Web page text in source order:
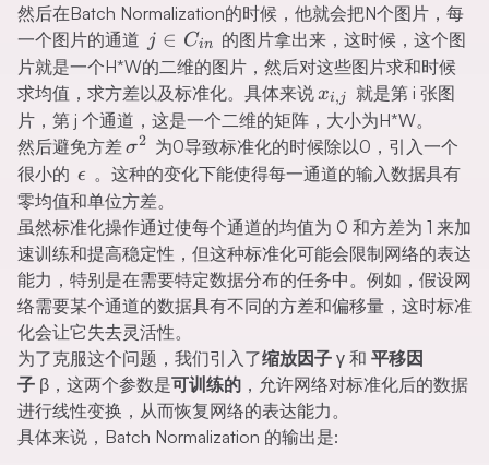
然后在Batch Normalization的时候，他就会把N个图片，每
一个图片的通道 j\in
C_{in}
j ∈ Cin
的图片拿出来，这时候，这个图
片就是一个H*W的二维的图片，然后对这些图片求和时候
求均值，求方差以及标准化。具体来说x_{i,j}
xi,j
就是第 i 张图
片，第 j 个通道，这是一个二维的矩阵，大小为H*W。
然后避免方差\sigma^2
σ2 为0导致标准化的时候除以0，引入一个
很小的 \epsilon
ϵ 。这种的变化下能使得每一通道的输入数据具有
零均值和单位方差。
虽然标准化操作通过使每个通道的均值为 0 和方差为 1 来加
速训练和提高稳定性，但这种标准化可能会限制网络的表达
能力，特别是在需要特定数据分布的任务中。例如，假设网
络需要某个通道的数据具有不同的方差和偏移量，这时标准
化会让它失去灵活性。
为了克服这个问题，我们引入了缩放因子 γ 和 平移因
子 β，这两个参数是可训练的 ，允许网络对标准化后的数据
进行线性变换，从而恢复网络的表达能力。
具体来说，Batch Normalization 的输出是: